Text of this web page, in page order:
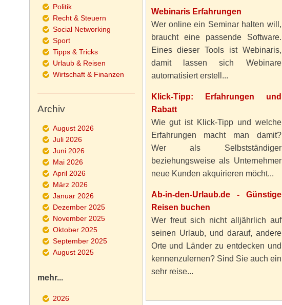
Webinaris Erfahrungen
Wer online ein Seminar halten will,
braucht eine passende Software.
Eines dieser Tools ist Webinaris,
damit lassen sich Webinare
automatisiert erstell...
Klick-Tipp: Erfahrungen und
Rabatt
Wie gut ist Klick-Tipp und welche
Erfahrungen macht man damit?
Wer als Selbstständiger
beziehungsweise als Unternehmer
neue Kunden akquirieren möcht...
Ab-in-den-Urlaub.de - Günstige
Reisen buchen
Wer freut sich nicht alljährlich auf
seinen Urlaub, und darauf, andere
Orte und Länder zu entdecken und
kennenzulernen? Sind Sie auch ein
sehr reise...
Politik
Recht & Steuern
Social Networking
Sport
Tipps & Tricks
Urlaub & Reisen
Wirtschaft & Finanzen
Archiv
August 2026
Juli 2026
Juni 2026
Mai 2026
April 2026
März 2026
Januar 2026
Dezember 2025
November 2025
Oktober 2025
September 2025
August 2025
mehr...
2026